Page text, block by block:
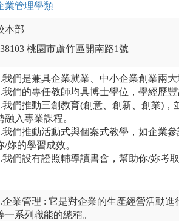
業管理學類
本部
桃園市蘆竹區開南路1號
我們是兼具企業就業、中小企業創業兩大
我們的專任教師均具博士學位，學經歷豐
我們推動三創教育(創意、創新、創業)，
融入專業課程。
我們推動活動式與個案式教學，如企業
/妳的學習成效。
我們設有證照輔導讀書會，幫助你/妳考
企業管理 : 它是對企業的生產經營活動
一系列職能的總稱。